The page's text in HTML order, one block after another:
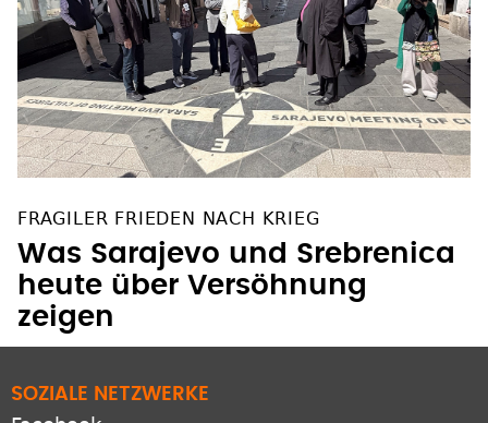
FRAGILER FRIEDEN NACH KRIEG
Was Sarajevo und Srebrenica
heute über Versöhnung
zeigen
SOZIALE NETZWERKE